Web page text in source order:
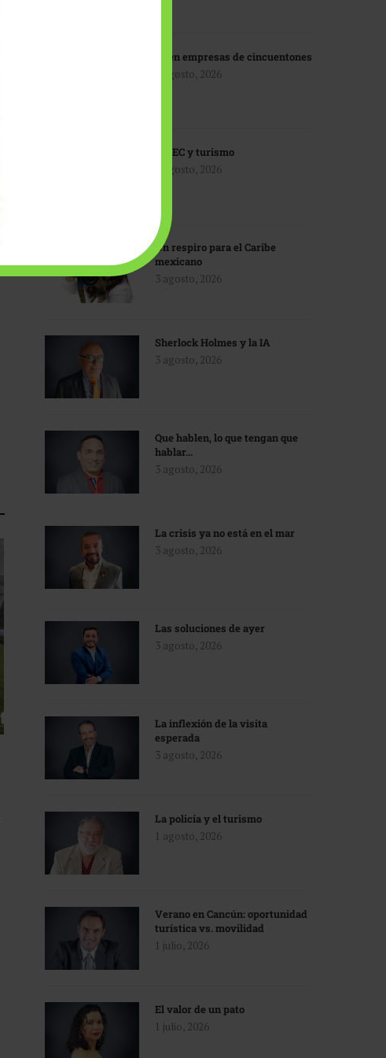
IA en empresas de cincuentones
3 agosto, 2026
TMEC y turismo
3 agosto, 2026
Un respiro para el Caribe
mexicano
3 agosto, 2026
Sherlock Holmes y la IA
3 agosto, 2026
Que hablen, lo que tengan que
hablar…
3 agosto, 2026
La crisis ya no está en el mar
3 agosto, 2026
Las soluciones de ayer
3 agosto, 2026
La inflexión de la visita
esperada
3 agosto, 2026
La policía y el turismo
1 agosto, 2026
Verano en Cancún: oportunidad
turística vs. movilidad
1 julio, 2026
El valor de un pato
1 julio, 2026